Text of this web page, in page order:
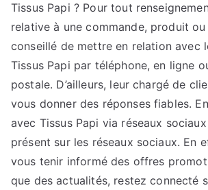
Tissus Papi ? Pour tout
relative à une commande, produit
conseillé de mettre en relation avec
Tissus Papi par téléphone, en ligne
postale. D’ailleurs, leur chargé de
vous donner des réponses fiables.
avec Tissus Papi via réseaux
présent sur les réseaux sociaux. En
vous tenir informé des offres
que des actualités, restez connecté